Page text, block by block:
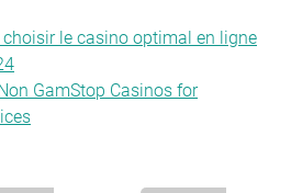
le casino optimal en ligne
GamStop Casinos for